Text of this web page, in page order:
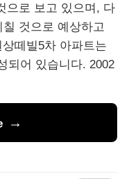
으로 보고 있으며, 다
것으로 예상하고
떼빌5차 아파트는
되어 있습니다. 2002